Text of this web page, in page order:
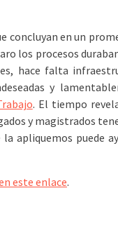
concluyan en un
los procesos
hace falta
y
. El tiempo
y magistrados
apliquemos puede
este enlace.